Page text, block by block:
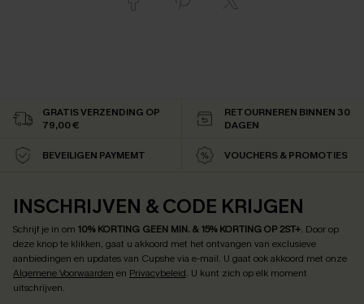
GRATIS VERZENDING OP
79,00 €
RETOURNEREN BINNEN 30
DAGEN
BEVEILIGEN PAYMEMT VOUCHERS & PROMOTIES
INSCHRIJVEN & CODE KRIJGEN
Schrijf je in om 10% KORTING GEEN MIN. & 15% KORTING OP 2ST+. Door op
deze knop te klikken, gaat u akkoord met het ontvangen van exclusieve
aanbiedingen en updates van Cupshe via e-mail. U gaat ook akkoord met onze
Algemene Voorwaarden en Privacybeleid. U kunt zich op elk moment
uitschrijven.